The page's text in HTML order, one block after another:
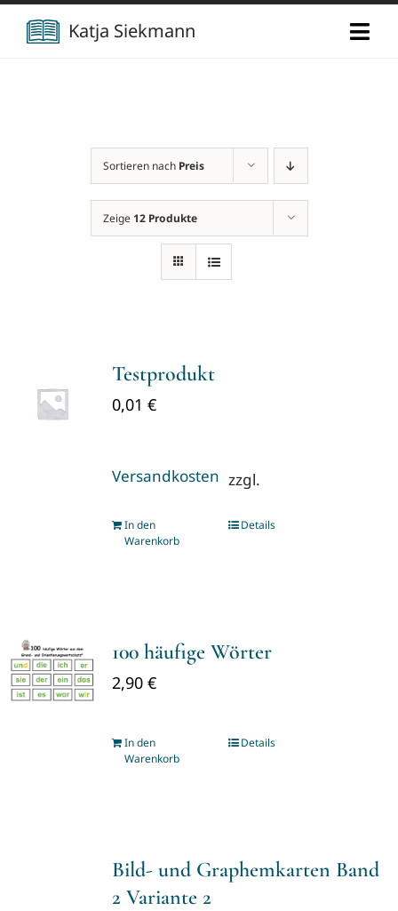
Zum
Inhalt
Katja Siekmann
Über mich
Berufliche Vita
Verlag
Sortieren nach Preis
Zeige 12 Produkte
Testprodukt
0,01 €
zzgl.
Versandkosten
In den
Warenkorb
Details
100 häufige Wörter
2,90 €
In den
Warenkorb
Details
Bild- und Graphemkarten Band
2 Variante 2